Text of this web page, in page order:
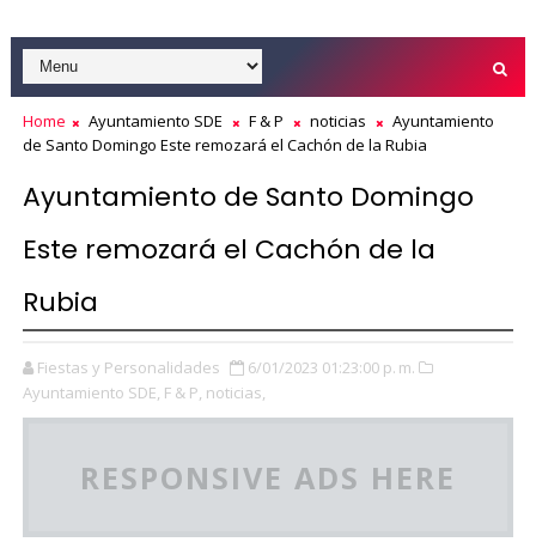
Home Ayuntamiento SDE F & P noticias
Ayuntamiento
de Santo Domingo Este remozará el Cachón de la Rubia
Ayuntamiento de Santo Domingo
Este remozará el Cachón de la
Rubia
Fiestas y Personalidades
6/01/2023 01:23:00 p. m.
Ayuntamiento SDE, F & P, noticias,
RESPONSIVE ADS HERE